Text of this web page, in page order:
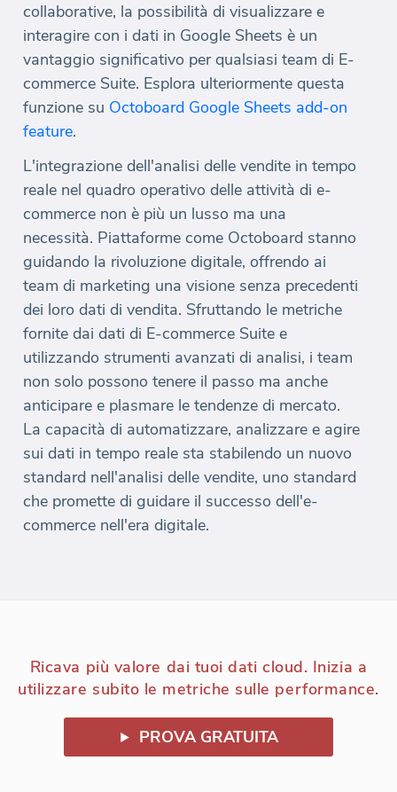
collaborative, la possibilità di visualizzare e
interagire con i dati in Google Sheets è un
vantaggio significativo per qualsiasi team di E-
commerce Suite. Esplora ulteriormente questa
funzione su Octoboard Google Sheets add-on
feature.
L'integrazione dell'analisi delle vendite in tempo
reale nel quadro operativo delle attività di e-
commerce non è più un lusso ma una
necessità. Piattaforme come Octoboard stanno
guidando la rivoluzione digitale, offrendo ai
team di marketing una visione senza precedenti
dei loro dati di vendita. Sfruttando le metriche
fornite dai dati di E-commerce Suite e
utilizzando strumenti avanzati di analisi, i team
non solo possono tenere il passo ma anche
anticipare e plasmare le tendenze di mercato.
La capacità di automatizzare, analizzare e agire
sui dati in tempo reale sta stabilendo un nuovo
standard nell'analisi delle vendite, uno standard
che promette di guidare il successo dell'e-
commerce nell'era digitale.
Ricava più valore dai tuoi dati cloud. Inizia a
utilizzare subito le metriche sulle performance.
PROVA GRATUITA